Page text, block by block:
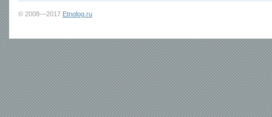
© 2008—2017 Etnolog.ru